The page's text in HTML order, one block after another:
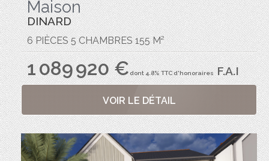
Maison
DINARD
6 PIÈCES 5 CHAMBRES 155 M²
1 089 920 €dont 4.8% TTC d'honorairesF.A.I
VOIR LE DÉTAIL